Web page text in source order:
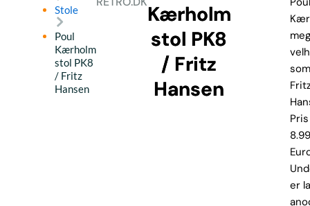
Stole
Poul
Kærholm
stol PK8
/ Fritz
Hansen
Kærholm
stol PK8
/ Fritz
Hansen
er